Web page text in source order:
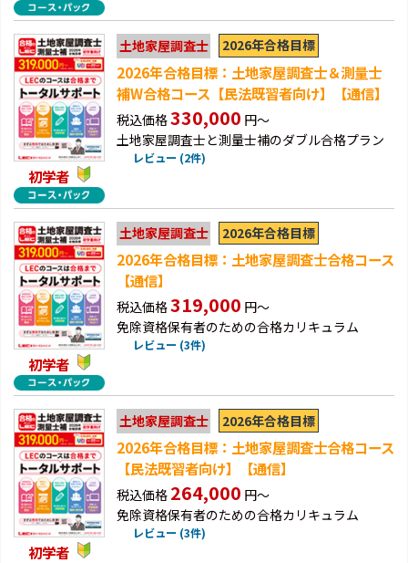
初学者
土地家屋調査士 2026年合格目標
2026年合格目標：土地家屋調査士＆測量士
補W合格コース【民法既習者向け】【通信】
税込価格330,000 円～
土地家屋調査士と測量士補のダブル合格プラン
レビュー (2件)
初学者
土地家屋調査士 2026年合格目標
2026年合格目標：土地家屋調査士合格コース
【通信】
税込価格319,000 円～
免除資格保有者のための合格カリキュラム
レビュー (3件)
初学者
土地家屋調査士 2026年合格目標
2026年合格目標：土地家屋調査士合格コース
【民法既習者向け】【通信】
税込価格 264,000 円～
免除資格保有者のための合格カリキュラム
レビュー (3件)